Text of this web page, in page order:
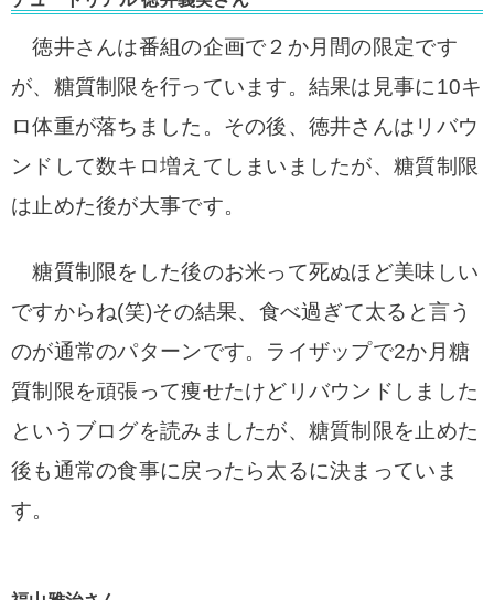
徳井さんは番組の企画で２か月間の限定です
が、糖質制限を行っています。 結果は見事に10キ
ロ体重が落ちました。 その後、徳井さんはリバウ
ンドして数キロ増えてしまいましたが、糖質制限
は止めた後が大事です。
糖質制限をした後のお米って死ぬほど美味しい
ですからね(笑)その結果、食べ過ぎて太ると言う
のが通常のパターンです。 ライザップで2か月糖
質制限を頑張って痩せたけどリバウンドしました
というブログを読みましたが、糖質制限を止めた
後も通常の食事に戻ったら太るに決まっていま
す。